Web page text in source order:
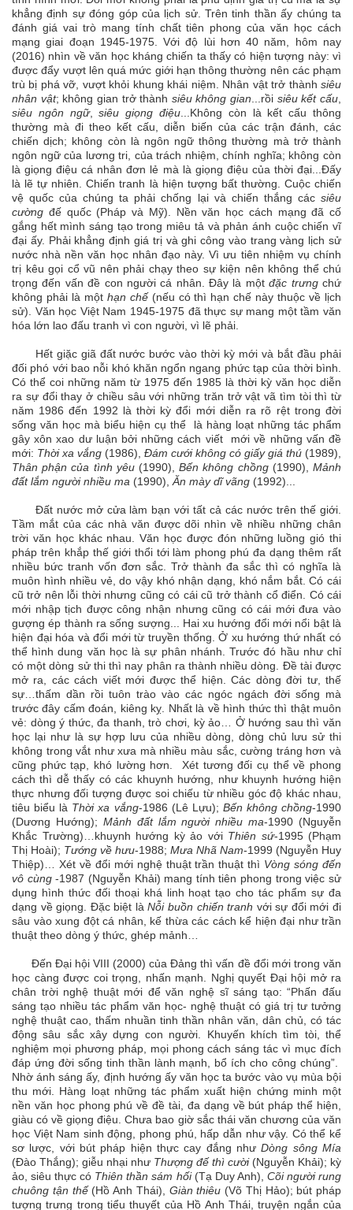
khẳng định sự đóng góp của lịch sử. Trên tinh thần ấy chúng ta
đánh giá vai trò mang tính chất tiên phong của văn học cách
mạng giai đoạn 1945-1975. Với độ lùi hơn 40 năm, hôm nay
(2016) nhìn về văn học kháng chiến ta thấy có hiện tượng này: vì
được đẩy vượt lên quá mức giới hạn thông thường nên các phạm
trù bị phá vỡ, vượt khỏi khung khái niệm. Nhân vật trở thành siêu
nhân vật; không gian trở thành siêu không gian...rồi siêu kết cấu,
siêu ngôn ngữ,siêu giọng điệu...Không còn là kết cấu thông
thường mà đi theo kết cấu, diễn biến của các trận đánh, các
chiến dịch; không còn là ngôn ngữ thông thường mà trở thành
ngôn ngữ của lương tri, của trách nhiệm, chính nghĩa; không còn
là giọng điệu cá nhân đơn lẻ mà là giọng điệu của thời đại...Đấy
là lẽ tự nhiên. Chiến tranh là hiện tượng bất thường. Cuộc chiến
vệ quốc của chúng ta phải chống lại và chiến thắng các siêu
cường đế quốc (Pháp và Mỹ). Nền văn học cách mạng đã cố
gắng hết mình sáng tạo trong miêu tả và phản ánh cuộc chiến vĩ
đại ấy. Phải khẳng định giá trị và ghi công vào trang vàng lịch sử
nước nhà nền văn học nhân đạo này. Vì ưu tiên nhiệm vụ chính
trị kêu gọi cổ vũ nên phải chạy theo sự kiện nên không thể chú
trọng đến vấn đề con người cá nhân. Đây là mộtđặc trưngchứ
không phải là một hạn chế(nếu có thì hạn chế này thuộc về lịch
sử). Văn học Việt Nam 1945-1975 đã thực sự mang một tầm văn
hóa lớn lao đấu tranh vì con người, vì lẽ phải.
Hết giặc giã đất nước bước vào thời kỳ mới và bắt đầu phải
đối phó với bao nỗi khó khăn ngổn ngang phức tạp của thời bình.
Có thể coi những năm từ 1975 đến 1985 là thời kỳ văn học diễn
ra sự đổi thay ở chiều sâu với những trăn trở vật vã tìm tòi thì từ
năm 1986 đến 1992 là thời kỳ đổi mới diễn ra rõ rệt trong đời
sống văn học mà biểu hiện cụ thể là hàng loạt những tác phẩm
gây xôn xao dư luận bởi những cách viết mới về những vấn đề
mới: Thời xa vắng (1986), Đám cưới không có giấy giá thú (1989),
Thân phận của tình yêu(1990),Bến không chồng(1990),Mảnh
đất lắm người nhiều ma (1990),Ăn mày dĩ vãng (1992)...
Đất nước mở cửa làm bạn với tất cả các nước trên thế giới.
Tầm mắt của các nhà văn được dõi nhìn về nhiều những chân
trời văn học khác nhau. Văn học được đón những luồng gió thi
pháp trên khắp thế giới thổi tới làm phong phú đa dạng thêm rất
nhiều bức tranh vốn đơn sắc. Trở thành đa sắc thì có nghĩa là
muôn hình nhiều vẻ, do vậy khó nhận dạng, khó nắm bắt. Có cái
cũ trở nên lỗi thời nhưng cũng có cái cũ trở thành cổ điển. Có cái
mới nhập tịch được công nhận nhưng cũng có cái mới đưa vào
gượng ép thành ra sống sượng... Hai xu hướng đổi mới nổi bật là
hiện đại hóa và đổi mới từ truyền thống. Ở xu hướng thứ nhất có
thể hình dung văn học là sự phân nhánh. Trước đó hầu như chỉ
có một dòng sử thi thì nay phân ra thành nhiều dòng. Đề tài được
mở ra, các cách viết mới được thể hiện. Các dòng đời tư, thế
sự…thấm dần rồi tuôn trào vào các ngóc ngách đời sống mà
trước đây cấm đoán, kiêng kỵ. Nhất là về hình thức thì thật muôn
vẻ: dòng ý thức, đa thanh, trò chơi, kỳ ảo… Ở hướng sau thì văn
học lại như là sự hợp lưu của nhiều dòng, dòng chủ lưu sử thi
không trong vắt như xưa mà nhiều màu sắc, cường tráng hơn và
cũng phức tạp, khó lường hơn. Xét tương đối cụ thể về phong
cách thì dễ thấy có các khuynh hướng, như khuynh hướng hiện
thực nhưng đối tượng được soi chiếu từ nhiều góc độ khác nhau,
tiêu biểu là Thời xa vắng-1986 (Lê Lựu); Bến không chồng-1990
(Dương Hướng); Mảnh đất lắm người nhiều ma-1990 (Nguyễn
Khắc Trường)…khuynh hướng kỳ ảo với Thiên sứ-1995 (Phạm
Thị Hoài); Tướng về hưu-1988; Mưa Nhã Nam-1999 (Nguyễn Huy
Thiệp)… Xét về đổi mới nghệ thuật trần thuật thì Vòng sóng đến
vô cùng-1987 (Nguyễn Khải) mang tính tiên phong trong việc sử
dụng hình thức đối thoại khá linh hoạt tạo cho tác phẩm sự đa
dạng về giọng. Đặc biệt làNỗi buồn chiến tranh với sự đổi mới đi
sâu vào xung đột cá nhân, kế thừa các cách kể hiện đại như trần
thuật theo dòng ý thức, ghép mảnh…
Đến Đại hội VIII (2000) của Đảng thì vấn đề đổi mới trong văn
học càng được coi trọng, nhấn mạnh. Nghị quyết Đại hội mở ra
chân trời nghệ thuật mới để văn nghệ sĩ sáng tạo: “Phấn đấu
sáng tạo nhiều tác phẩm văn học- nghệ thuật có giá trị tư tưởng
nghệ thuật cao, thấm nhuần tinh thần nhân văn, dân chủ, có tác
động sâu sắc xây dựng con người. Khuyến khích tìm tòi, thể
nghiệm mọi phương pháp, mọi phong cách sáng tác vì mục đích
đáp ứng đời sống tinh thần lành mạnh, bổ ích cho công chúng”.
Nhờ ánh sáng ấy, định hướng ấy văn học ta bước vào vụ mùa bội
thu mới. Hàng loạt những tác phẩm xuất hiện chứng minh một
nền văn học phong phú về đề tài, đa dạng về bút pháp thể hiện,
giàu có về giọng điệu. Chưa bao giờ sắc thái văn chương của văn
học Việt Nam sinh động, phong phú, hấp dẫn như vậy. Có thể kể
sơ lược, với bút pháp hiện thực cay đắng nhưDòng sông Mía
(Đào Thắng); giễu nhại như Thượng đế thì cười(Nguyễn Khải); kỳ
ảo, siêu thực có Thiên thần sám hối(Tạ Duy Anh), Cõi người rung
chuông tận thế(Hồ Anh Thái), Giàn thiêu (Võ Thị Hảo); bút pháp
tượng trưng trong tiểu thuyết của Hồ Anh Thái, truyện ngắn của